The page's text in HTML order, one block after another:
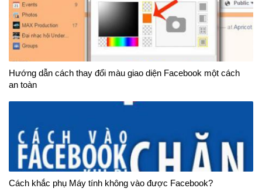
Hướng dẫn cách thay đổi màu giao diện Facebook một cách
an toàn
Cách khắc phụ Máy tính không vào được Facebook?